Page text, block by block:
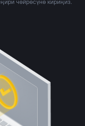
чөйрөсүнө кириңиз.